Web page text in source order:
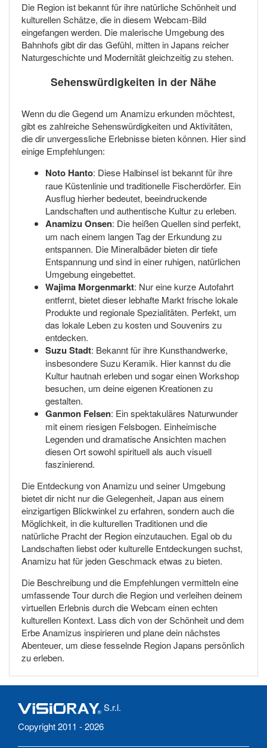
Die Region ist bekannt für ihre natürliche Schönheit und
kulturellen Schätze, die in diesem Webcam-Bild
eingefangen werden. Die malerische Umgebung des
Bahnhofs gibt dir das Gefühl, mitten in Japans reicher
Naturgeschichte und Modernität gleichzeitig zu stehen.
Sehenswürdigkeiten in der Nähe
Wenn du die Gegend um Anamizu erkunden möchtest,
gibt es zahlreiche Sehenswürdigkeiten und Aktivitäten,
die dir unvergessliche Erlebnisse bieten können. Hier sind
einige Empfehlungen:
Noto Hanto: Diese Halbinsel ist bekannt für ihre
raue Küstenlinie und traditionelle Fischerdörfer. Ein
Ausflug hierher bedeutet, beeindruckende
Landschaften und authentische Kultur zu erleben.
Anamizu Onsen: Die heißen Quellen sind perfekt,
um nach einem langen Tag der Erkundung zu
entspannen. Die Mineralbäder bieten dir tiefe
Entspannung und sind in einer ruhigen, natürlichen
Umgebung eingebettet.
Wajima Morgenmarkt: Nur eine kurze Autofahrt
entfernt, bietet dieser lebhafte Markt frische lokale
Produkte und regionale Spezialitäten. Perfekt, um
das lokale Leben zu kosten und Souvenirs zu
entdecken.
Suzu Stadt: Bekannt für ihre Kunsthandwerke,
insbesondere Suzu Keramik. Hier kannst du die
Kultur hautnah erleben und sogar einen Workshop
besuchen, um deine eigenen Kreationen zu
gestalten.
Ganmon Felsen: Ein spektakuläres Naturwunder
mit einem riesigen Felsbogen. Einheimische
Legenden und dramatische Ansichten machen
diesen Ort sowohl spirituell als auch visuell
faszinierend.
Die Entdeckung von Anamizu und seiner Umgebung
bietet dir nicht nur die Gelegenheit, Japan aus einem
einzigartigen Blickwinkel zu erfahren, sondern auch die
Möglichkeit, in die kulturellen Traditionen und die
natürliche Pracht der Region einzutauchen. Egal ob du
Landschaften liebst oder kulturelle Entdeckungen suchst,
Anamizu hat für jeden Geschmack etwas zu bieten.
Die Beschreibung und die Empfehlungen vermitteln eine
umfassende Tour durch die Region und verleihen deinem
virtuellen Erlebnis durch die Webcam einen echten
kulturellen Kontext. Lass dich von der Schönheit und dem
Erbe Anamizus inspirieren und plane dein nächstes
Abenteuer, um diese fesselnde Region Japans persönlich
zu erleben.
S.r.l.
Copyright 2011 - 2026